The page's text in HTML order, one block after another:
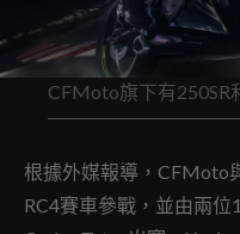
CFMoto旗下有250SR
根據外媒報導，CFMoto
RC4賽車參戰，並由兩